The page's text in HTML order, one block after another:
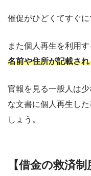
催促がひどくてすぐ
また個人再生を利用す
名前や住所が記載さ
官報を見る一般人は
な文書に個人再生し
しょう。
【借金の救済